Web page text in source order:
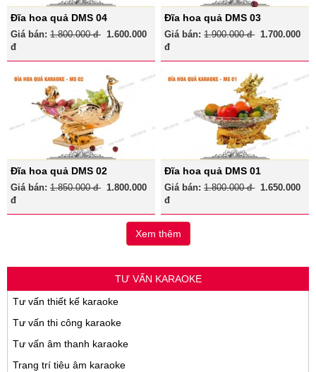
Đĩa hoa quả DMS 04
Giá bán: 1.800.000 đ 1.600.000
đ
Đĩa hoa quả DMS 03
Giá bán: 1.900.000 đ 1.700.000
đ
Đĩa hoa quả DMS 02
Giá bán: 1.850.000 đ 1.800.000
đ
Đĩa hoa quả DMS 01
Giá bán: 1.800.000 đ 1.650.000
đ
Xem thêm
TƯ VẤN KARAOKE
Tư vấn thiết kế karaoke
Tư vấn thi công karaoke
Tư vấn âm thanh karaoke
Trang trí tiêu âm karaoke